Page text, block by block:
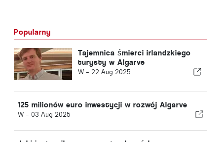
Popularny
Tajemnica śmierci irlandzkiego
turysty w Algarve
W - 22 Aug 2025
125 milionów euro inwestycji w rozwój Algarve
W - 03 Aug 2025